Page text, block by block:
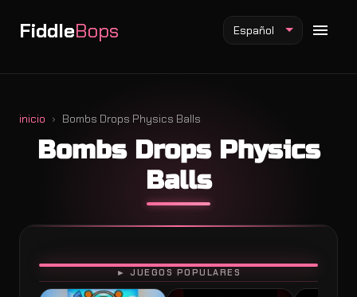
FiddleBops
Mod Fiddlebops
Mod Incredibox
Español
inicio Bombs Drops Physics Balls
Bombs Drops Physics
Balls
► JUEGOS POPULARES
JUGAR